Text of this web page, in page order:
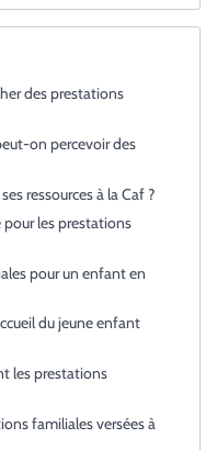
des prestations
on percevoir des
ressources à la Caf ?
les prestations
pour un enfant en
du jeune enfant
les prestations
familiales versées à